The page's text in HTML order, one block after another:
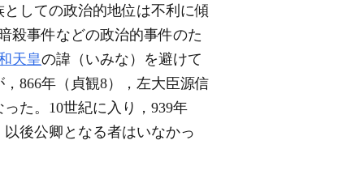
しての政治的地位は不利に傾
殺事件などの政治的事件のた
天皇の諱（いみな）を避けて
866年（貞観8），左大臣源信
た。10世紀に入り，939年
後公卿となる者はいなかっ